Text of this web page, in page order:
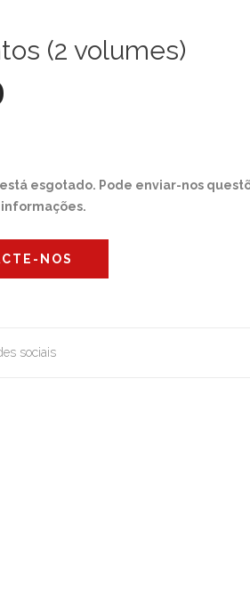
(2 volumes)
esgotado. Pode enviar-nos
NOS
sociais